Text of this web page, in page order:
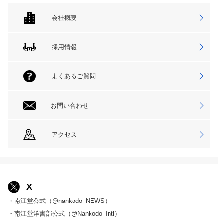
会社概要
採用情報
よくあるご質問
お問い合わせ
アクセス
X
・南江堂公式（@nankodo_NEWS）
・南江堂洋書部公式（@Nankodo_Intl）